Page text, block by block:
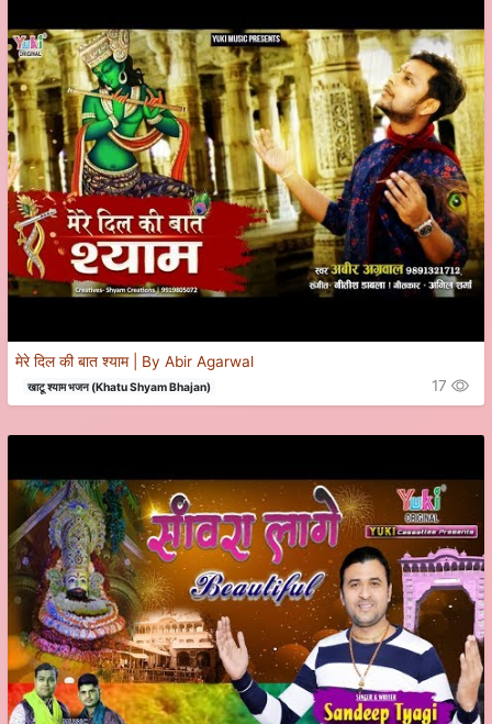
मेरे दिल की बात श्याम | By Abir Agarwal
खाटू श्याम भजन (Khatu Shyam Bhajan) 17